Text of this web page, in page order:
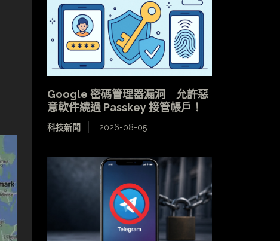
Google 密碼管理器漏洞 允許惡
意軟件繞過 Passkey 接管帳戶！
科技新聞 2026-08-05